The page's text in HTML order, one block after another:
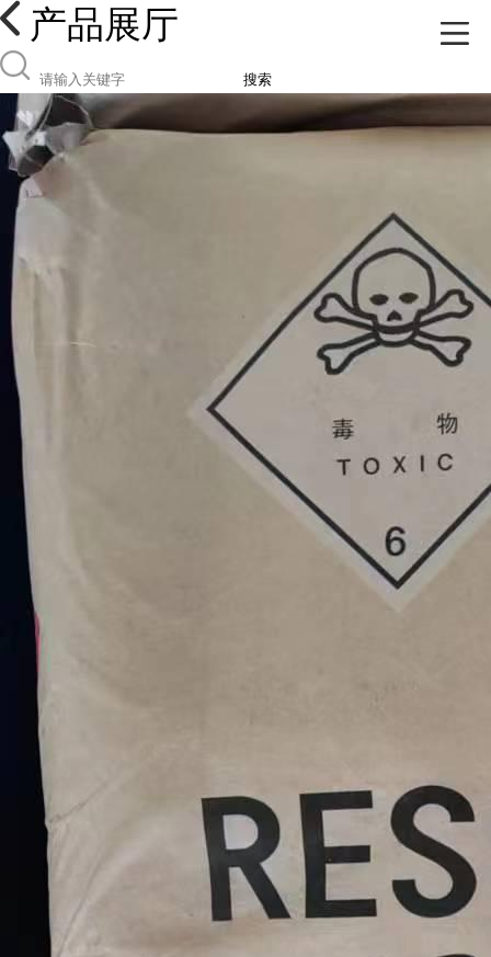
产品展厅
搜索